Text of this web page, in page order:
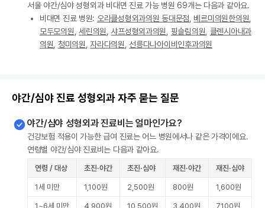
서울 야간/심야 성형외과 비대면 진료 가능 병원 69개는 다음과 같아요.
비대면 진료 병원: 오라클성형외과의원 동대문점 베르미의원한의원
모두모의원 ,세린의원 샤프성형외과의원 핑슬림의원
클렌시아내과
의원
청미의원 자라다의원 선릉다나아이비인후과의원
야간/심야 진료 성형외과 자주 묻는 질문
야간/심야 성형외과 진료비는 얼마인가요?
건강보험 적용이 가능한 급여 진료는 어느 병원에서나 같은 가격이에요.
연령별 야간/심야 진료비는 다음과 같아요.
연령 / 대상 초진·야간 초진·심야 재진·야간 재진·심야
1세 미만 1,100원 2,500원 800원 1,600원
1~6세 미만 4,900원 10,500원 3,400원 7,100원